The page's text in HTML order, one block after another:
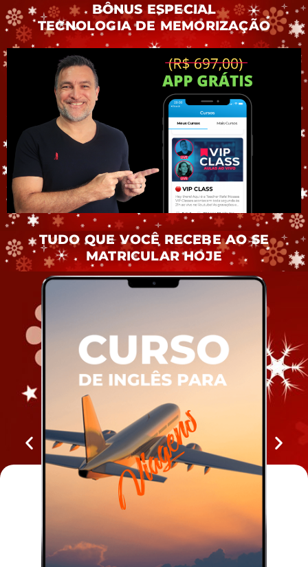
BÔNUS ESPECIAL
TECNOLOGIA DE MEMORIZAÇÃO
TUDO QUE VOCÊ RECEBE AO SE
MATRICULAR HOJE